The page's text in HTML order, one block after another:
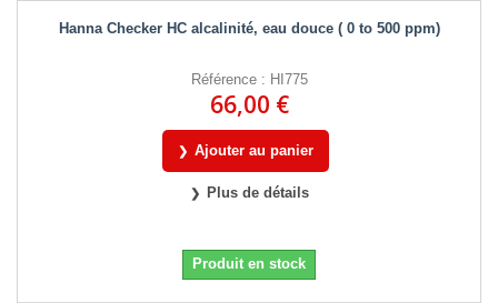
Hanna Checker HC alcalinité, eau douce ( 0 to 500 ppm)
Référence : HI775
66,00 €
Ajouter au panier
Plus de détails
Produit en stock